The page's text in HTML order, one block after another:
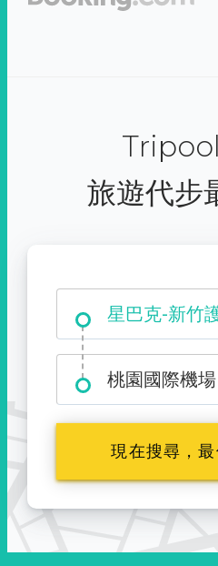
旅遊代步
大霸尖山登
桃園國際機
現在搜尋，